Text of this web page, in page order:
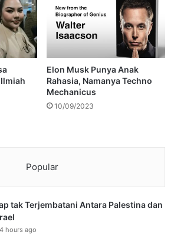
Elon Musk Punya Anak
Rahasia, Namanya Techno
Mechanicus
10/09/2023
Popular
tak Terjembatani Antara Palestina dan
4 hours ago